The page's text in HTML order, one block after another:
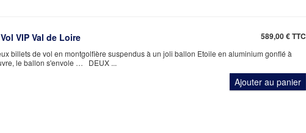
589,00 € TTC
VIP Val de Loire
billets de vol en montgolfière suspendus à un joli ballon Etoile en aluminium gonflé à
le ballon s'envole … DEUX ...
Ajouter au panier